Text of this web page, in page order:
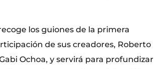
los guiones de la primera
de sus creadores, Roberto
Ochoa, y servirá para profundizar